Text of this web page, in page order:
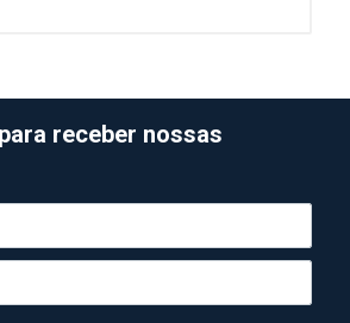
receber nossas